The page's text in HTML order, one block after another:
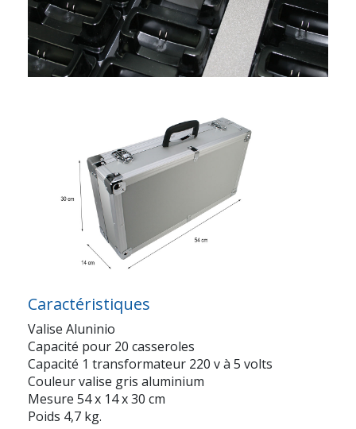
Caractéristiques
Valise Aluninio
Capacité pour 20 casseroles
Capacité 1 transformateur 220 v à 5 volts
Couleur valise gris aluminium
Mesure 54 x 14 x 30 cm
Poids 4,7 kg.